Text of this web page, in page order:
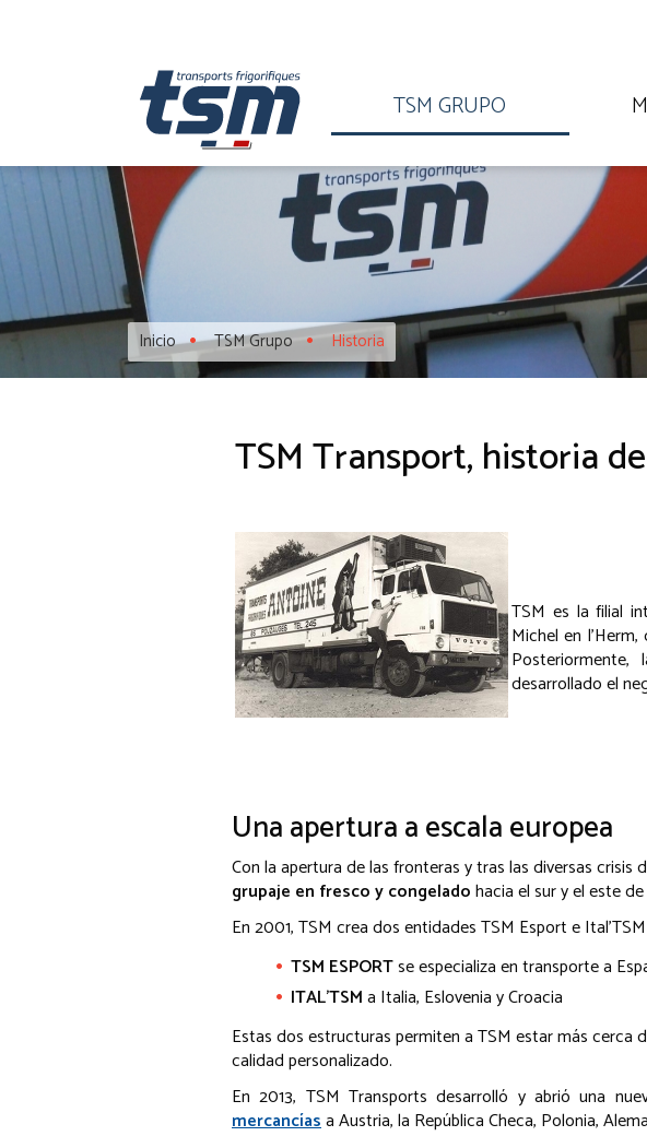
TSM GRUPO
Inicio TSM Grupo Historia
TSM Transport, historia
TSM es la filial
Michel en
desarrollado el
Una apertura a escala europea
Con la apertura de las fronteras y tras las diversas crisis
grupaje en fresco y congeladohacia el sur y el este
En 2001, TSM crea dos entidades TSM Esport e
TSM ESPORTse especializa en transporte a
ITAL'TSMa Italia, Eslovenia y Croacia
Estas dos estructuras permiten a TSM estar más cerca
calidad personalizado.
En 2013, TSM Transports desarrolló y abrió una
mercancíasa Austria, la República Checa, Polonia,